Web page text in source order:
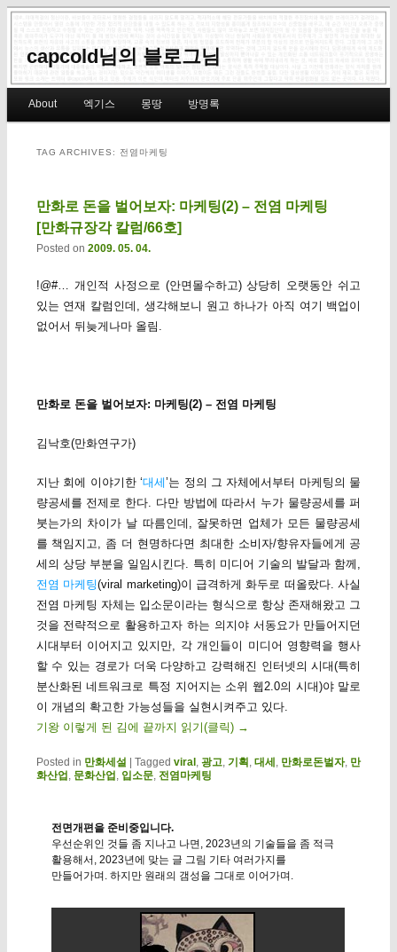
capcold님의 블로그님
Skip to primary content
Skip to secondary content
About 엑기스 몽땅 방명록
TAG ARCHIVES: 전염마케팅
만화로 돈을 벌어보자: 마케팅(2) – 전염 마케팅
[만화규장각 칼럼/66호]
Posted on 2009. 05. 04.
!@#… 개인적 사정으로 (안면몰수하고) 상당히 오랫동안 쉬고
있는 연재 칼럼인데, 생각해보니 원고 하나가 아직 여기 백업이
없어서 뒤늦게나마 올림.
만화로 돈을 벌어보자: 마케팅(2) – 전염 마케팅
김낙호(만화연구가)
지난 회에 이야기한 ‘대세’는 정의 그 자체에서부터 마케팅의 물
량공세를 전제로 한다. 다만 방법에 따라서 누가 물량공세를 퍼
붓는가의 차이가 날 따름인데, 잘못하면 업체가 모든 물량공세
를 책임지고, 좀 더 현명하다면 최대한 소비자/향유자들에게 공
세의 상당 부분을 일임시킨다. 특히 미디어 기술의 발달과 함께,
전염 마케팅(viral marketing)이 급격하게 화두로 떠올랐다. 사실
전염 마케팅 자체는 입소문이라는 형식으로 항상 존재해왔고 그
것을 전략적으로 활용하고자 하는 의지야 서동요가 만들어지던
시대부터 이어지고 있지만, 각 개인들이 미디어 영향력을 행사
할 수 있는 경로가 더욱 다양하고 강력해진 인터넷의 시대(특히
분산화된 네트워크로 특정 지어지는 소위 웹2.0의 시대)야 말로
이 개념의 확고한 가능성들을 실현시켜주고 있다.
기왕 이렇게 된 김에 끝까지 읽기(클릭) →
Posted in 만화세설 Tagged viral ,광고,기획 ,대세 , 만화로돈벌자, 만
화산업 , 문화산업 , 입소문, 전염마케팅
전면개편을 준비중입니다.
우선순위인 것들 좀 지나고 나면, 2023년의 기술들을 좀 적극
활용해서, 2023년에 맞는 글 그림 기타 여러가지를
만들어가며. 하지만 원래의 갬성을 그대로 이어가며.